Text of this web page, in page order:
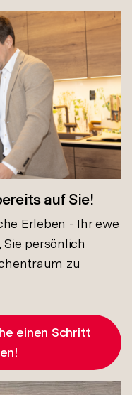
auf Sie!
Erleben - Ihr ewe
persönlich
zu
einen Schritt